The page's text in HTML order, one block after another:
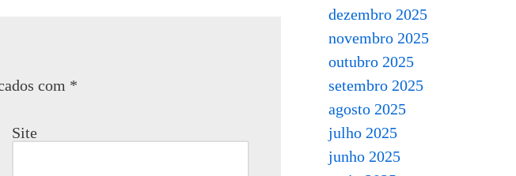
com *
Site
dezembro 2025
novembro 2025
outubro 2025
setembro 2025
agosto 2025
julho 2025
junho 2025